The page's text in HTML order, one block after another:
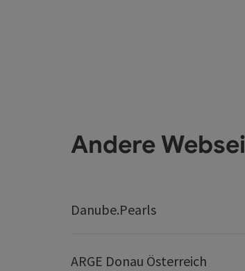
Andere
Danube.Pearls
ARGE Donau Österreich